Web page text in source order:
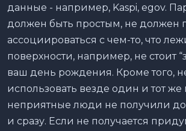
данные - например, Kaspi, egov.
должен быть простым, не должен
ассоциироваться с чем-то, что
поверхности, например, не стоит
ваш день рождения. Кроме того,
использовать везде один и тот же
неприятные люди не получили
и сразу. Если не получается